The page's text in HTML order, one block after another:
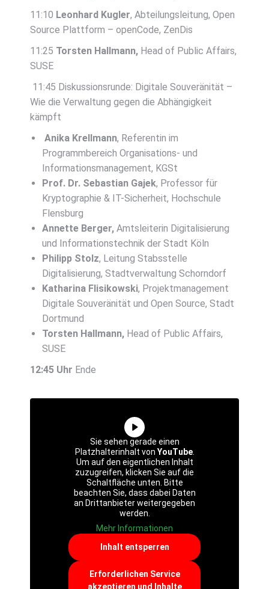
11:10 Leonhard Kugler, Abteilungsleitung, Open
Source Plattform – openCode, ZenDis
11:25 Torsten Hallmann, Head of Public Affairs,
SUSE
11:45 Diskussionsrunde: Digitale Souveränität –
Wie die Verwaltung gegen die Abhängigkeit
kämpft
Anika Krellmann, Referentin im
Programmbereich Organisations- und
Informationsmanagement, KGSt
Prof. Dr. Sebastian Gajek, Professor für
Kryptographie & IT-Sicherheit, Hochschule
Flensburg
Annette Berger, Amtsleiterin Digitalisierung
und Informationstechnik der Stadt Köln
Philipp Stolz, Leitung Stabsstelle
Digitalisierung, Stadtverwaltung Schorndorf
Katharina Flisikowski, Projektmanagement
Digitale Souveränität und Open Source, Stadt
Dortmund
Torsten Hallmann, Head of Public Affairs,
SUSE
12:45 Uhr Ende
Sie sehen gerade einen
Platzhalterinhalt von YouTube.
Um auf den eigentlichen Inhalt
zuzugreifen, klicken Sie auf die
Schaltfläche unten. Bitte
beachten Sie, dass dabei Daten
an Drittanbieter weitergegeben
werden.
Mehr Informationen
Inhalt entsperren
Erforderlichen Service
akzeptieren und Inhalte